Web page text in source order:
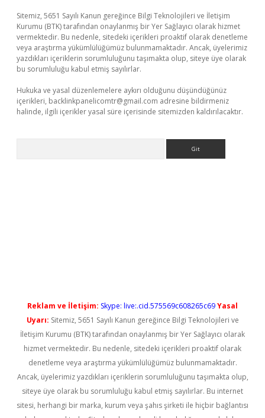
Sitemiz, 5651 Sayılı Kanun gereğince Bilgi Teknolojileri ve İletişim
Kurumu (BTK) tarafından onaylanmış bir Yer Sağlayıcı olarak hizmet
vermektedir. Bu nedenle, sitedeki içerikleri proaktif olarak denetleme
veya araştırma yükümlülüğümüz bulunmamaktadır. Ancak, üyelerimiz
yazdıkları içeriklerin sorumluluğunu taşımakta olup, siteye üye olarak
bu sorumluluğu kabul etmiş sayılırlar.
Hukuka ve yasal düzenlemelere aykırı olduğunu düşündüğünüz
içerikleri, backlinkpanelicomtr@gmail.com adresine bildirmeniz
halinde, ilgili içerikler yasal süre içerisinde sitemizden kaldırılacaktır.
Reklam ve İletişim: Skype: live:.cid.575569c608265c69Yasal
Uyarı: Sitemiz, 5651 Sayılı Kanun gereğince Bilgi Teknolojileri ve
İletişim Kurumu (BTK) tarafından onaylanmış bir Yer Sağlayıcı olarak
hizmet vermektedir. Bu nedenle, sitedeki içerikleri proaktif olarak
denetleme veya araştırma yükümlülüğümüz bulunmamaktadır.
Ancak, üyelerimiz yazdıkları içeriklerin sorumluluğunu taşımakta olup,
siteye üye olarak bu sorumluluğu kabul etmiş sayılırlar. Bu internet
sitesi, herhangi bir marka, kurum veya şahıs şirketi ile hiçbir bağlantısı